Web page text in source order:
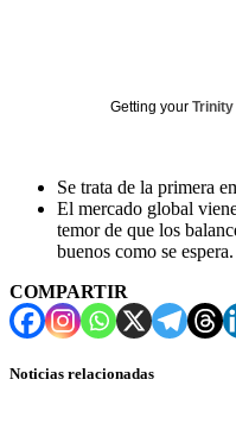
Getting your
Se trata de la primera
El mercado global
temor de que los
buenos como se espera.
COMPARTIR
Noticias relacionadas